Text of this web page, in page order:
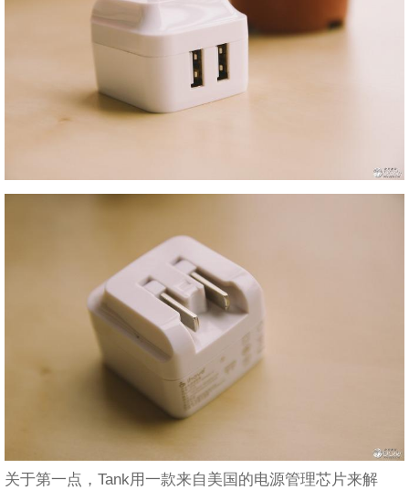
关于第一点，Tank用一款来自美国的电源管理芯片来解